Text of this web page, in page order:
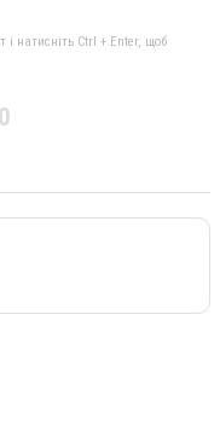
і натисніть Ctrl + Enter, щоб